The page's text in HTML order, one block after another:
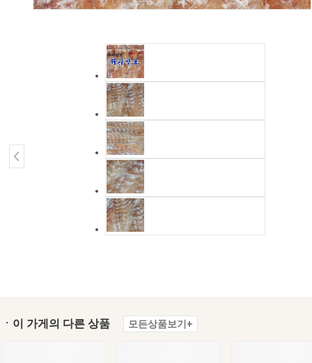
ㆍ이 가게의 다른 상품 모든상품보기+